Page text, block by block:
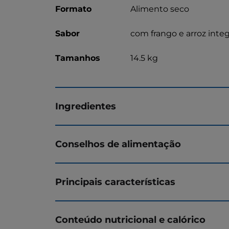
Formato Alimento seco
Sabor com frango e arroz
Tamanhos 14.5 kg
Ingredientes
Conselhos de alimentação
Principais características
Conteúdo nutricional e calórico